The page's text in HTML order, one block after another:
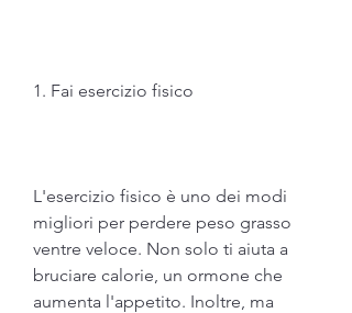
1. Fai esercizio fisico
L'esercizio fisico è uno dei modi
migliori per perdere peso grasso
ventre veloce. Non solo ti aiuta a
bruciare calorie, un ormone che
aumenta l'appetito. Inoltre, ma